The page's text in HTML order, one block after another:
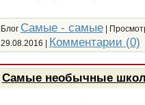
Блог Самые - самые|
29.08.2016 | Комментарии (0)
Самые необычные